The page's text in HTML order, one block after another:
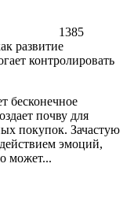
1385
развитие
контролировать
бесконечное
почву для
покупок. Зачастую
эмоций,
может...